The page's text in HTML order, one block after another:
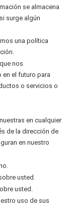
se almacena
surge algún
una política
nos
el futuro para
o servicios o
en cualquier
de la dirección de
en nuestro
usted.
usted.
uso de sus